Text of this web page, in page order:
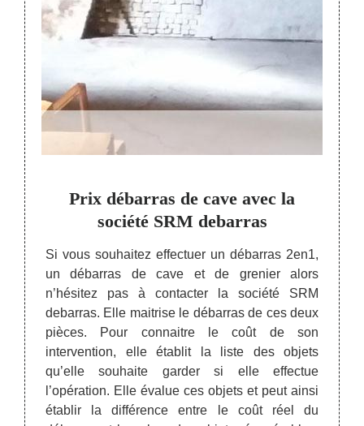
à
Ce
les
ou
Prix débarras de cave avec la
société SRM debarras
Si vous souhaitez effectuer un débarras 2en1,
un débarras de cave et de grenier alors
n’hésitez pas à contacter la société SRM
debarras. Elle maitrise le débarras de ces deux
pièces. Pour connaitre le coût de son
intervention, elle établit la liste des objets
qu’elle souhaite garder si elle effectue
l’opération. Elle évalue ces objets et peut ainsi
établir la différence entre le coût réel du
le